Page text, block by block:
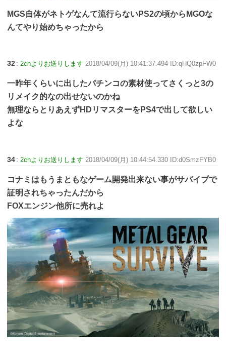
MGS自体がネトゲなんて流行らないPS2の頃からMGOな
んてやり始めちゃったから
32 :2chよりお送りします 2018/04/09(月) 10:41:37.494 ID:qHQ0zpFW0
一昨年くらいに出したパチンコの素材使ってさくっと3の
リメイク的なの出せないのかね
無理ならとりあえずHDリマスターをPS4で出して欲しい
よな
34 : 2chよりお送りします 2018/04/09(月) 10:44:54.330 ID:d0SmzFYB0
コナミはもうまともなゲーム開発出来ない事がサバイブで
証明されちゃったんだから
FOXエンジン他所に売れよ